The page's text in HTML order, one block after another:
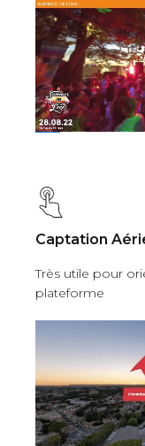
Captation
Très utile pour
plateforme